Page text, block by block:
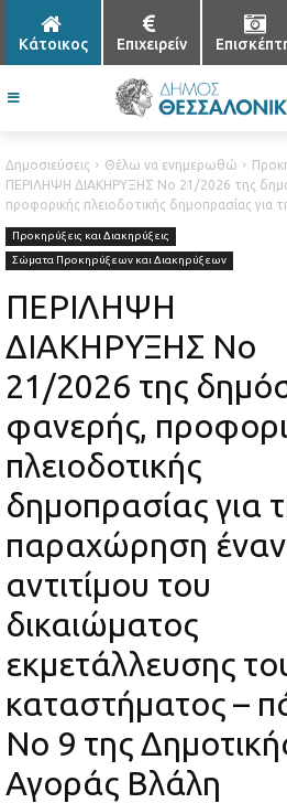
Κάτοικος Επιχειρείν
Δημοσιεύσεις Θέλω να ενημερωθώ
ΠΕΡΙΛΗΨΗ ΔΙΑΚΗΡΥΞΗΣ Νο 21/2026 της
προφορικής πλειοδοτικής δημοπρασίας για
Προκηρύξεις και Διακηρύξεις
Σώματα Προκηρύξεων και Διακηρύξεων
ΠΕΡΙΛΗΨΗ
ΔΙΑΚΗΡΥΞΗΣ Νο
21/2026 της
φανερής,
πλειοδοτικής
δημοπρασίας για
παραχώρηση
αντιτίμου του
δικαιώματος
εκμετάλλευσης
καταστήματος –
Νο 9 της
Αγοράς Βλάλη